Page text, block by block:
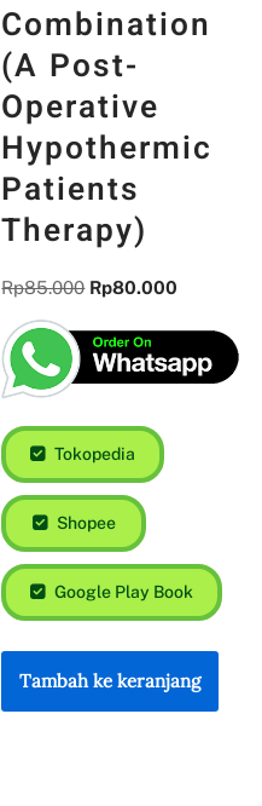
Combination
(A Post-
Operative
Hypothermic
Patients
Therapy)
Rp85.000 Rp80.000
Tokopedia
Shopee
Google Play Book
Tambah ke keranjang